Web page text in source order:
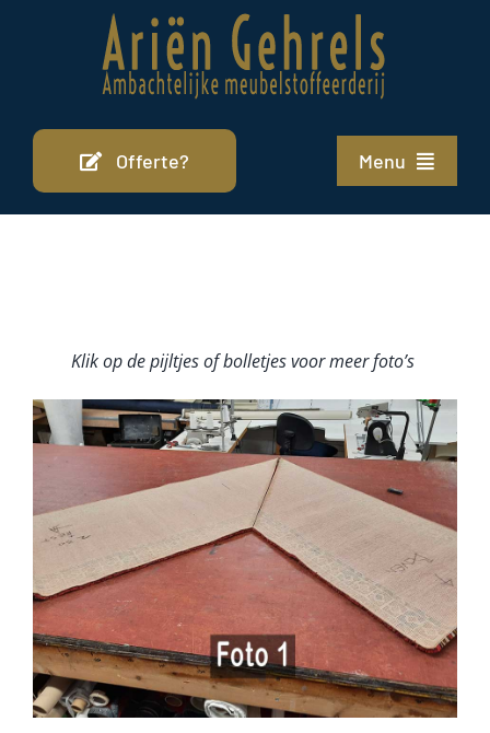
Offerte? Menu
Home
Over ons
Contact
Klik op de pijltjes of bolletjes voor meer foto’s